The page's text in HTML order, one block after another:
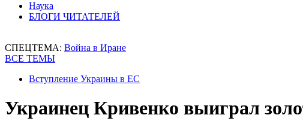
Наука
БЛОГИ ЧИТАТЕЛЕЙ
СПЕЦТЕМА: Война в Иране
ВСЕ ТЕМЫ
Вступление Украины в ЕС
Украинец Кривенко выиграл